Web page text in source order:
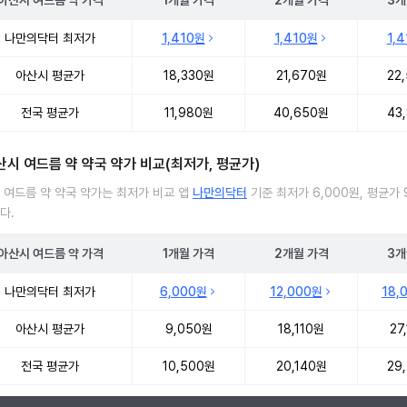
나만의닥터 최저가 1,410원 1,410원
아산시 평균가 18,330원 21,670원
전국 평균가 11,980원 40,650원
시 여드름 약 약국 약가 비교(최저가, 평균가)
여드름 약 약국 약가는 최저가 비교 앱 나만의닥터 기준 최저가 6,000원, 평균
.
산시 여드름 약가격 1개월 가격 2개월 가격 3
나만의닥터 최저가 6,000원 12,000원
아산시 평균가 9,050원 18,110원
전국 평균가 10,500원 20,140원